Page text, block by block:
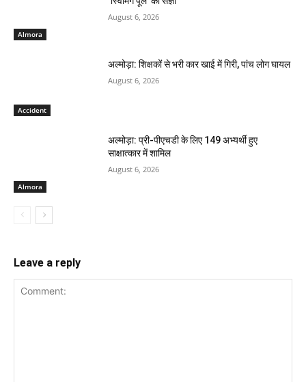
Almora
August 6, 2026
Accident
अल्मोड़ा: शिक्षकों से भरी कार खाई में गिरी, पांच लोग घायल
August 6, 2026
Almora
अल्मोड़ा: प्री-पीएचडी के लिए 149 अभ्यर्थी हुए
साक्षात्कार में शामिल
August 6, 2026
Leave a reply